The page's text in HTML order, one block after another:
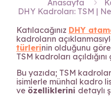
Anasayfa
DHY Kadroları: TSM |
Katılacağınız DHY
kadroların
türlerinin olduğunu
TSM kadroları
Bu yazıda; TSM
isimlerle münhal kadro
ve özelliklerini detaylı